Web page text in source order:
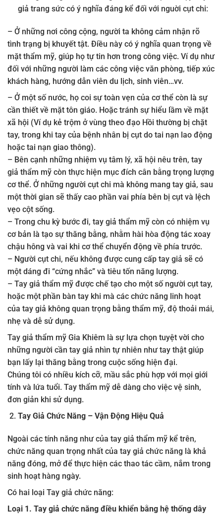
giả trang sức có ý nghĩa đáng kể đối với nguời cụt chi:
– Ở những nơi công cộng, người ta không cảm nhận rõ
tình trạng bị khuyết tật. Điều này có ý nghĩa quan trọng về
mặt thẩm mỹ, giúp họ tự tin hơn trong công việc. Ví dụ như
đối với những người làm các công việc văn phòng, tiếp xúc
khách hàng, hướng dẫn viên du lịch, sinh viên…vv.
– Ở một số nước, họ coi sự toàn vẹn của cơ thể còn là sự
cần thiết về mặt tôn giáo. Hoặc tránh sự hiểu lầm về mặt
xã hội (Ví dụ kẻ trộm ở vùng theo đạo Hồi thường bị chặt
tay, trong khi tay của bệnh nhân bị cụt do tai nạn lao động
hoặc tai nạn giao thông).
– Bên cạnh những nhiệm vụ tâm lý, xã hội nêu trên, tay
giả thẩm mỹ còn thực hiện mục đích cân bằng trọng lượng
cơ thể. Ở những người cụt chi mà không mang tay giả, sau
một thời gian sẽ thấy cao phần vai phía bên bị cụt và lệch
vẹo cột sống.
– Trong chu kỳ bước đi, tay giả thẩm mỹ còn có nhiệm vụ
cơ bản là tạo sự thăng bằng, nhằm hài hòa động tác xoay
chậu hông và vai khi cơ thể chuyển động về phía trước.
– Người cụt chi, nếu không được cung cấp tay giả sẽ có
một dáng đi “cứng nhắc” và tiêu tốn năng lượng.
– Tay giả thẩm mỹ được chế tạo cho một số người cụt tay,
hoặc một phần bàn tay khi mà các chức năng linh hoạt
của tay giả không quan trọng bằng thẩm mỹ, độ thoải mái,
nhẹ và dễ sử dụng.
Tay giả thẩm mỹ Gia Khiêm là sự lựa chọn tuyệt vời cho
những người cần tay giả nhìn tự nhiên như tay thật giúp
bạn lấy lại thăng bằng trong cuộc sống hiện đại.
Chúng tôi có nhiều kích cỡ, mầu sắc phù hợp với mọi giới
tính và lứa tuổi. Tay thẩm mỹ dễ dàng cho việc vệ sinh,
đơn giản khi sử dụng.
Tay Giả Chức Năng – Vận Động Hiệu Quả
Ngoài các tính năng như của tay giả thẩm mỹ kể trên,
chức năng quan trọng nhất của tay giả chức năng là khả
năng đóng, mở để thực hiện các thao tác cầm, nắm trong
sinh hoạt hàng ngày.
Có hai loại Tay giả chức năng:
Loại 1. Tay giả chức năng điều khiển bằng hệ thống dây